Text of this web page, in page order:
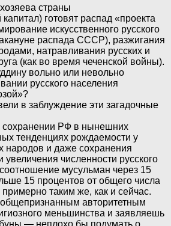
страны
готовят распад «проекта
искусственного русского
распада СССР), разжигания
натравливания русских и
(как во время чеченской войны).
вольно или невольно
русского населения
в заблуждение эти загадочные
сохранении РФ в нынешних
тенденциях рождаемости у
народов и даже сохранения
увеличения численности русского
мусульман через 15
15 процентов от общего числа
таким же, как и сейчас.
авторитетным
меньшинства и заявляешь